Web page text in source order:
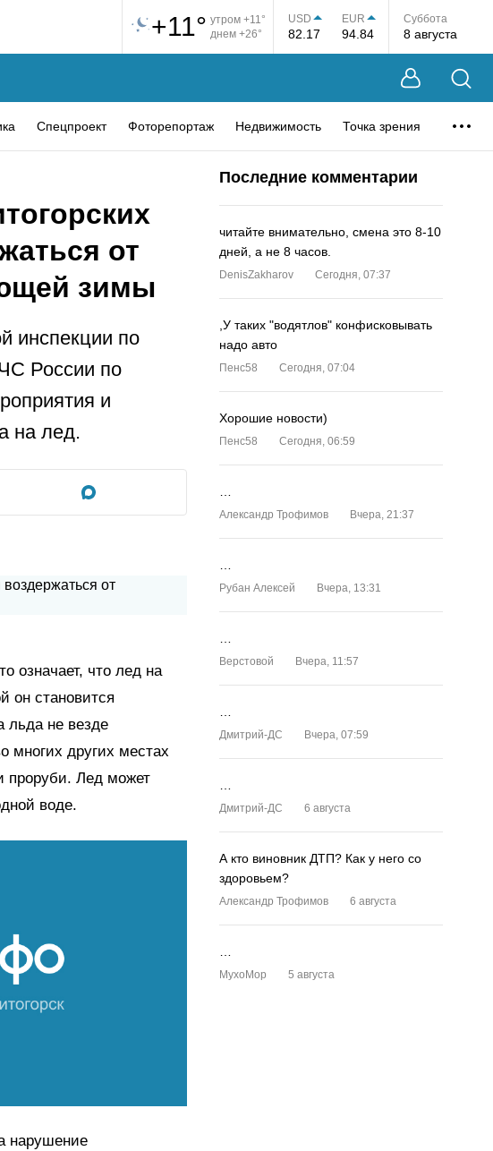
+11° утром +11°
днем +26°
USD
82.17
EUR
94.84
Суббота
8 августа
Спецпроект Фоторепортаж Недвижимость Точка зрения
от
зимы
инспекции по
России по
и
на лед.
означает, что лед на
он становится
льда не везде
многих других местах
проруби. Лед может
воде.
нарушение
Последние комментарии
читайте внимательно, смена это 8-10
дней, а не 8 часов.
DenisZakharov Сегодня, 07:37
,У таких "водятлов" конфисковывать
надо авто
Пенс58 Сегодня, 07:04
Хорошие новости)
Пенс58 Сегодня, 06:59
Александр Трофимов Вчера, 21:37
Рубан Алексей Вчера, 13:31
Верстовой Вчера, 11:57
Дмитрий-ДС Вчера, 07:59
Дмитрий-ДС 6 августа
А кто виновник ДТП? Как у него со
здоровьем?
Александр Трофимов 6 августа
MyxoMop 5 августа